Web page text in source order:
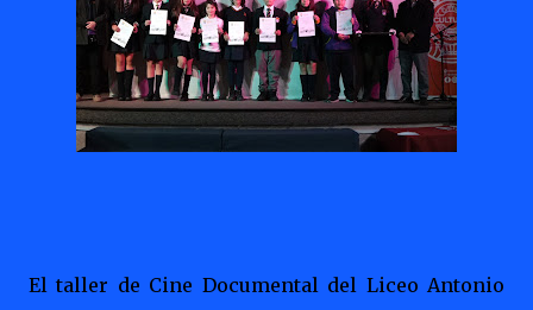
El taller de Cine Documental del Liceo Antonio